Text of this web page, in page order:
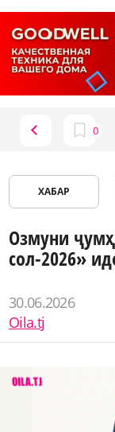
ХАБАР
Озмуни
сол-2026»
30.06.2026
Oila.tj